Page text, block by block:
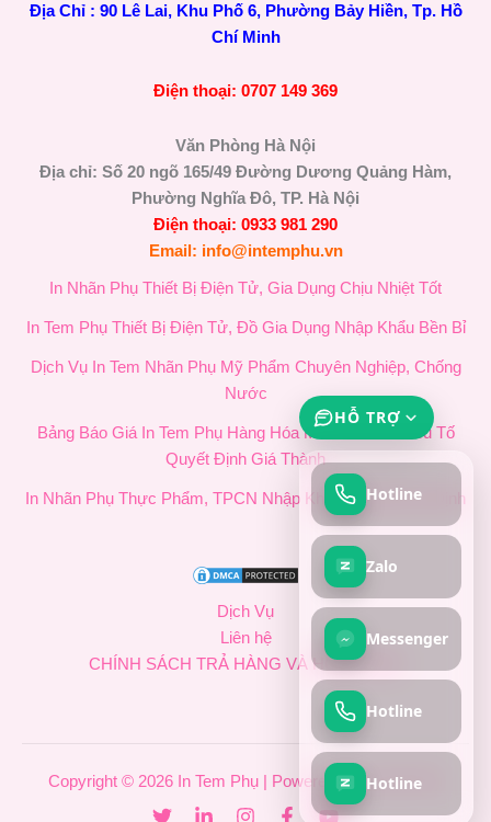
Địa Chỉ : 90 Lê Lai, Khu Phố 6, Phường Bảy Hiền, Tp. Hồ
Chí Minh
Điện thoại: 0707 149 369
Văn Phòng Hà Nội
Địa chỉ: Số 20 ngõ 165/49 Đường Dương Quảng Hàm,
Phường Nghĩa Đô, TP. Hà Nội
Điện thoại: 0933 981 290
Email: info@intemphu.vn
In Nhãn Phụ Thiết Bị Điện Tử, Gia Dụng Chịu Nhiệt Tốt
In Tem Phụ Thiết Bị Điện Tử, Đồ Gia Dụng Nhập Khẩu Bền Bỉ
Dịch Vụ In Tem Nhãn Phụ Mỹ Phẩm Chuyên Nghiệp, Chống
Nước
Bảng Báo Giá In Tem Phụ Hàng Hóa Mới Nhất & 4 Yếu Tố
Quyết Định Giá Thành
In Nhãn Phụ Thực Phẩm, TPCN Nhập Khẩu Chuẩn Quy Định
Dịch Vụ
Liên hệ
CHÍNH SÁCH TRẢ HÀNG VÀ HOÀN TIỀN
Copyright © 2026 In Tem Phụ | Powered by In Tem Phụ
HỖ TRỢ
Hotline
Zalo
Messenger
Hotline
Hotline